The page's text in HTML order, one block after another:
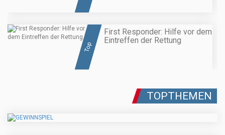
Top
First Responder: Hilfe vor dem
Eintreffen der Rettung
TOPTHEMEN